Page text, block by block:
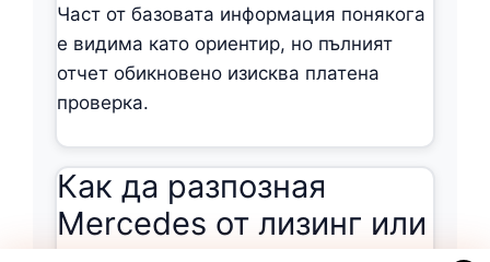
Част от базовата информация понякога
е видима като ориентир, но пълният
отчет обикновено изисква платена
проверка.
Как да разпозная
Mercedes от лизинг или